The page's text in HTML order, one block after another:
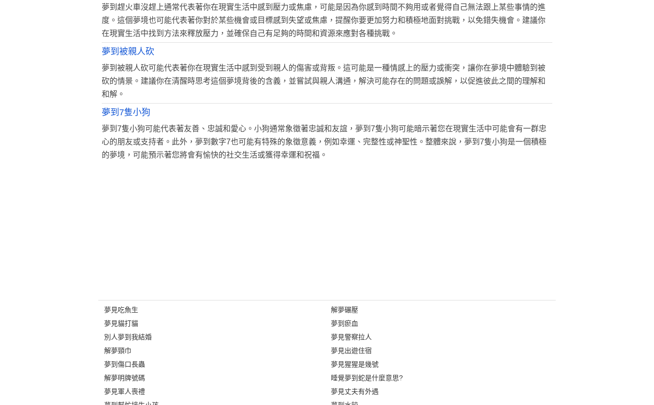
夢到趕火車沒趕上通常代表著你在現實生活中感到壓力或焦慮，可能是因為你感到時間不夠用或者覺得自己無法跟上某些事情的進
度。這個夢境也可能代表著你對於某些機會或目標感到失望或焦慮，提醒你要更加努力和積極地面對挑戰，以免錯失機會。建議你
在現實生活中找到方法來釋放壓力，並確保自己有足夠的時間和資源來應對各種挑戰。
夢到被親人砍
夢到被親人砍可能代表著你在現實生活中感到受到親人的傷害或背叛。這可能是一種情感上的壓力或衝突，讓你在夢境中體驗到被
砍的情景。建議你在清醒時思考這個夢境背後的含義，並嘗試與親人溝通，解決可能存在的問題或誤解，以促進彼此之間的理解和
和解。
夢到7隻小狗
夢到7隻小狗可能代表著友善、忠誠和愛心。小狗通常象徵著忠誠和友誼，夢到7隻小狗可能暗示著您在現實生活中可能會有一群忠
心的朋友或支持者。此外，夢到數字7也可能有特殊的象徵意義，例如幸運、完整性或神聖性。整體來說，夢到7隻小狗是一個積極
的夢境，可能預示著您將會有愉快的社交生活或獲得幸運和祝福。
夢見吃魚生
夢見貓打貓
別人夢到我結婚
解夢頸巾
夢到傷口長蟲
解夢明牌號碼
夢見軍人喪禮
解夢碾壓
夢到瘀血
夢見警察拉人
夢見出遊住宿
夢見猩猩是幾號
睡覺夢到蛇是什麼意思?
夢見丈夫有外遇